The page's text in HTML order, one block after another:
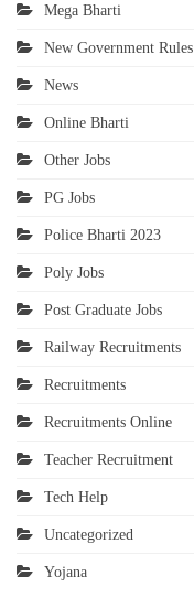
Mega Bharti
New Government Rules
News
Online Bharti
Other Jobs
PG Jobs
Police Bharti 2023
Poly Jobs
Post Graduate Jobs
Railway Recruitments
Recruitments
Recruitments Online
Teacher Recruitment
Tech Help
Uncategorized
Yojana